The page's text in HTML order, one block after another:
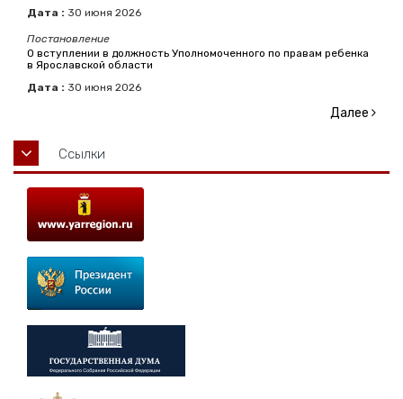
Дата : 30 июня 2026
Постановление
О вступлении в должность Уполномоченного по правам ребенка
в Ярославской области
Дата : 30 июня 2026
Далее
Ссылки